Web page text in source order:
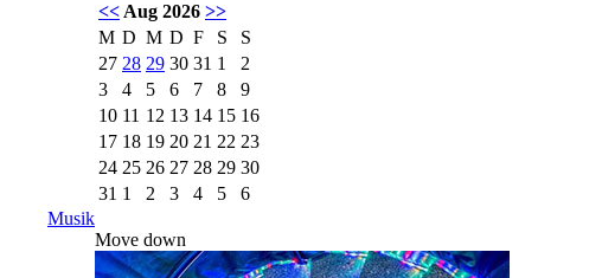
<< Aug 2026 >>
M D M D F S
S
27 28 29 30 31 1
2
3
4 5 6 7 8
9
10 11 12 13 14 15 16
17 18 19 20 21 22 23
24 25 26 27 28 29 30
31 1 2 3 4 5
6
Musik
Move down